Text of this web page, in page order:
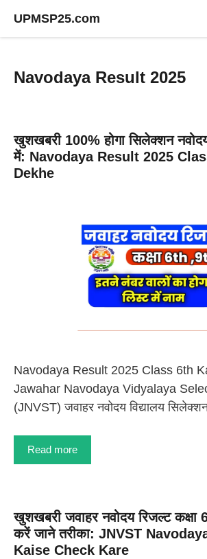
UPMSP25.com
Navodaya Result 2025
खुशखबरी 100% होगा सिलेक्शन
में: Navodaya Result 2025
Dekhe
Navodaya Result 2025 Class 6th
Jawahar Navodaya Vidyalaya
(JNVST) जवाहर नवोदय विद्यालय
Read more
खुशखबरी जवाहर नवोदय रिजल्ट
करें जाने तरीका: JNVST
Kaise Check Kare